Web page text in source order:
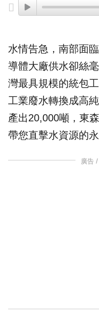
水情告急，南部面
導體大廠供水卻絲
灣最具規模的統包
工業廢水轉換成高
產出20,000噸，東
帶您直擊水資源的永
廣告